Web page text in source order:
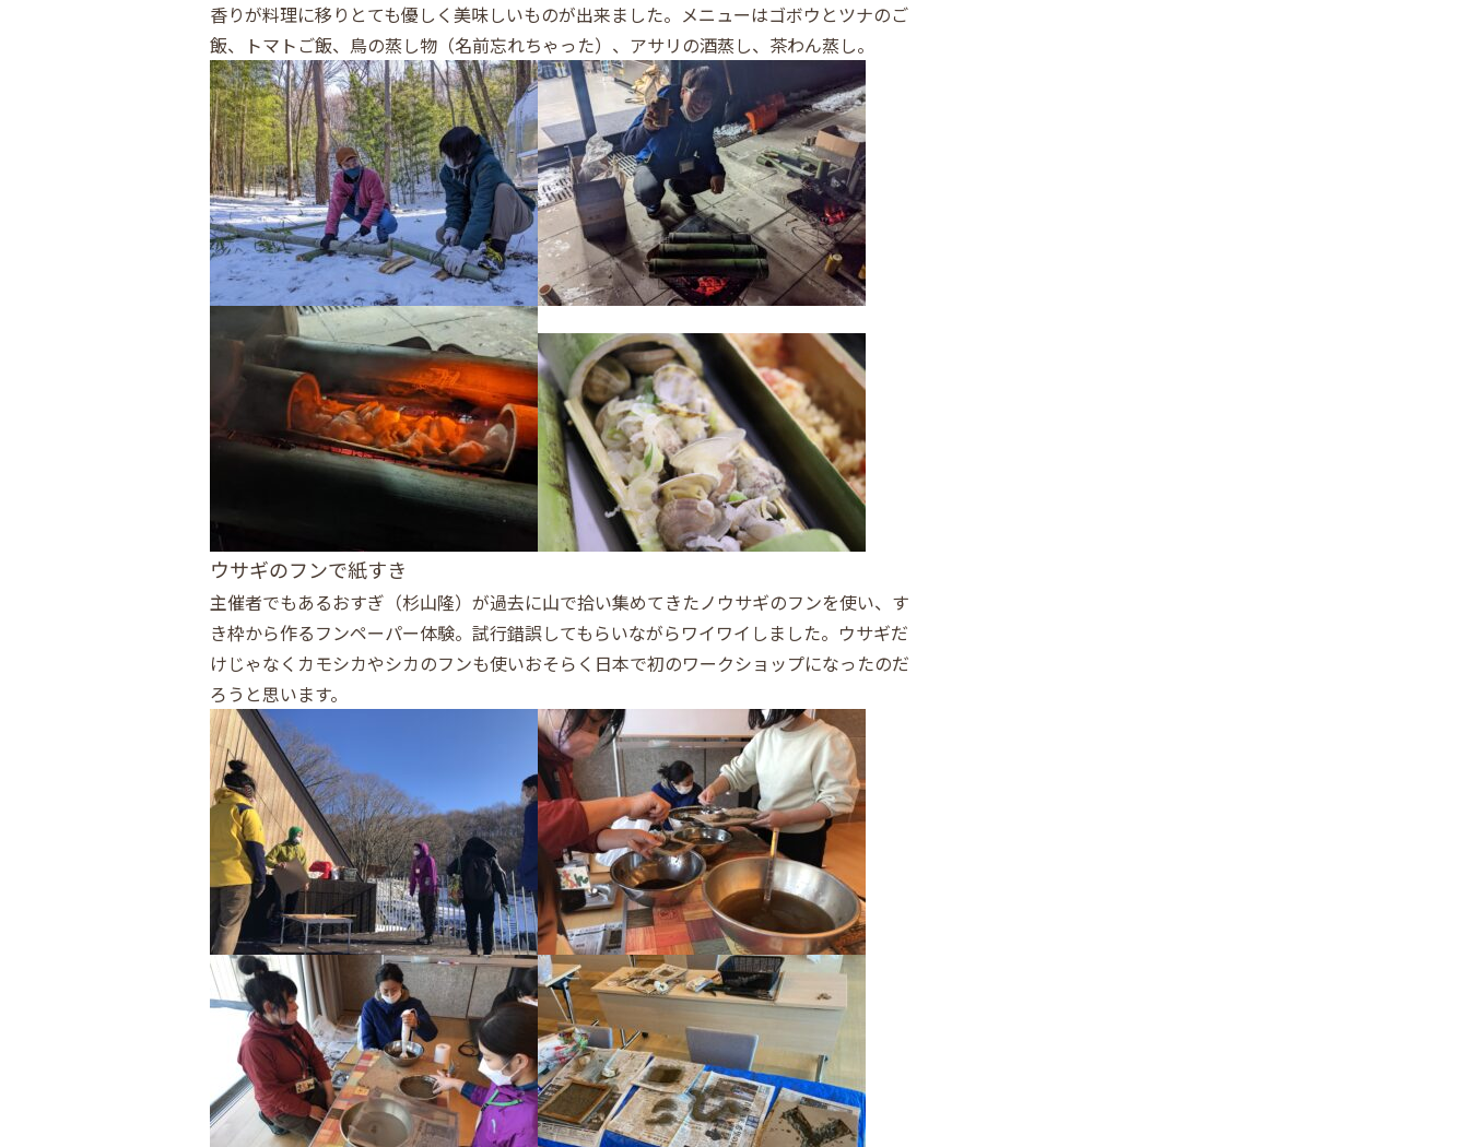
香りが料理に移りとても優しく美味しいものが出来ました。メニューはゴボウとツナのご
飯、トマトご飯、鳥の蒸し物（名前忘れちゃった）、アサリの酒蒸し、茶わん蒸し。
ウサギのフンで紙すき
主催者でもあるおすぎ（杉山隆）が過去に山で拾い集めてきたノウサギのフンを使い、す
き枠から作るフンペーパー体験。試行錯誤してもらいながらワイワイしました。ウサギだ
けじゃなくカモシカやシカのフンも使いおそらく日本で初のワークショップになったのだ
ろうと思います。